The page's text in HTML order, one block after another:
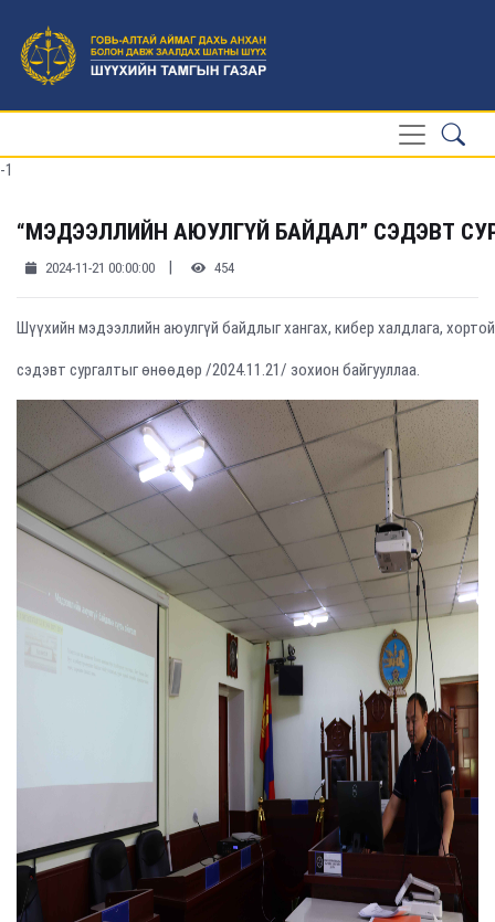
-1
“МЭДЭЭЛЛИЙН АЮУЛГҮЙ БАЙДАЛ” СЭДЭВТ
2024-11-21 00:00:00 | 454
Шүүхийн мэдээллийн аюулгүй байдлыг хангах, кибер халдлага,
сэдэвт сургалтыг өнөөдөр /2024.11.21/ зохион байгууллаа.